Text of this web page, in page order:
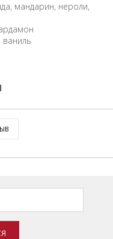
мандарин, нероли,
ваниль